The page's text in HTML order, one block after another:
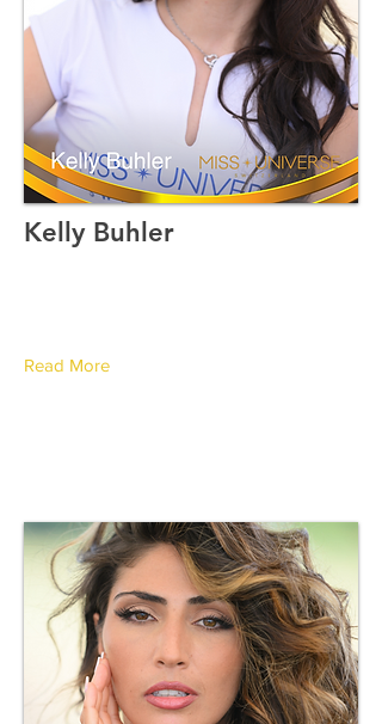
Kelly Buhler
Read More